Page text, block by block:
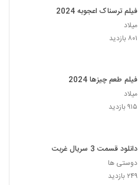
فیلم ترسناک اعجوبه 2024
میلاد
۸۰۱ بازدید
فیلم طعم چیزها 2024
میلاد
۹۱۵ بازدید
دانلود قسمت 3 سریال غربت
دوستی ها
۲۴۹ بازدید